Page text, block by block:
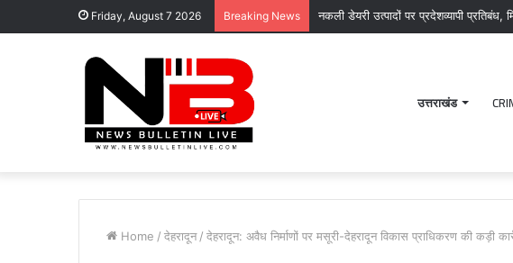
Friday, August 7 2026 Breaking News नकली डेयरी उत्पादों पर प्रदेशव्यापी प्रतिबंध,
उत्तराखंड
Home / देहरादून / देहरादून: अवैध निर्माणों पर मसूरी-देहरादून विकास प्राधिकरण की कड़ी